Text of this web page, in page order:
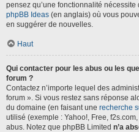
pensez qu’une fonctionnalité nécessite
phpBB Ideas (en anglais) où vous
en suggérer de nouvelles.
Haut
Qui contacter pour les abus ou les
forum ?
Contactez n’importe lequel des
forum ». Si vous restez sans réponse
du domaine (en faisant une recherche
utilisé (exemple : Yahoo!, Free,
abus. Notez que phpBB Limited n’a